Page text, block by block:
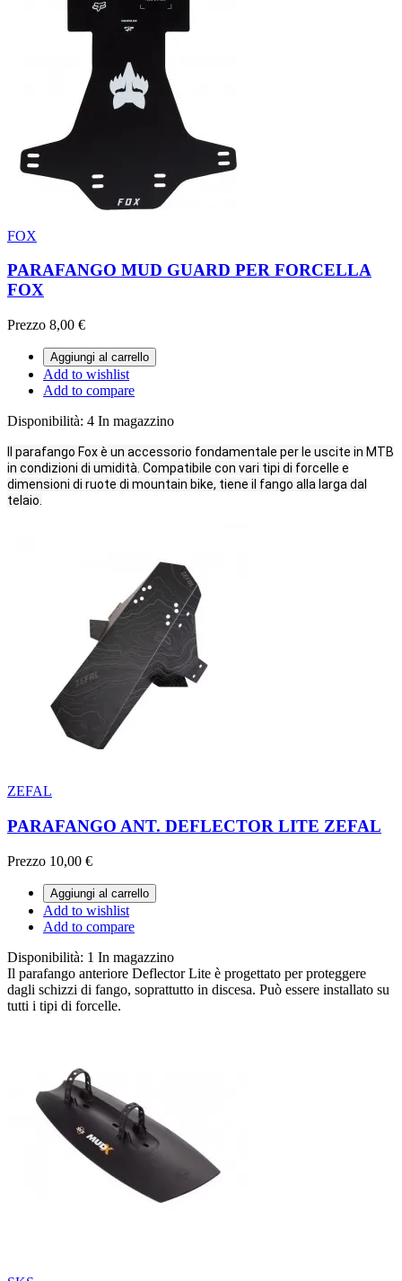
FOX
PARAFANGO MUD GUARD PER FORCELLA
FOX
Prezzo 8,00 €
Aggiungi al carrello
Add to wishlist
Add to compare
Disponibilità: 4 In magazzino
Il parafango Foxè un accessorio fondamentale per le uscite in MTB
in condizioni di umidità. Compatibile con vari tipi di forcelle e
dimensioni di ruote di mountain bike, tiene il fango alla larga dal
telaio.
ZEFAL
PARAFANGO ANT. DEFLECTOR LITE ZEFAL
Prezzo 10,00 €
Aggiungi al carrello
Add to wishlist
Add to compare
Disponibilità: 1 In magazzino
Il parafango anteriore Deflector Lite è progettato per proteggere
dagli schizzi di fango, soprattutto in discesa. Può essere installato su
tutti i tipi di forcelle.